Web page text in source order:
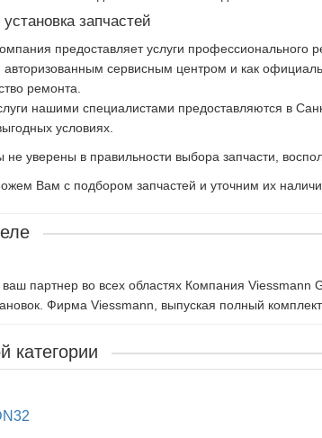
запчастей
предоставляет услуги профессионального
сервисным центром и как
ремонта.
нашими специалистами предоставляются в
условиях.
не уверены в правильности выбора запчасти,
Вам с подбором запчастей и уточним их
партнер во всех областях Компания Viessmann
Фирма Viessmann, выпуская полный
категории